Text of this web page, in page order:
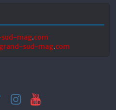
mag.com
grand-sud-mag.com